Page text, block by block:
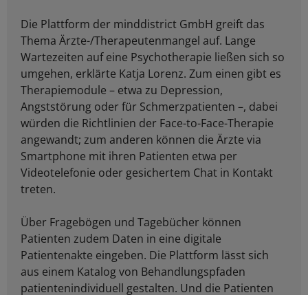
Die Plattform der minddistrict GmbH greift das
Thema Ärzte-/Therapeutenmangel auf. Lange
Wartezeiten auf eine Psychotherapie ließen sich so
umgehen, erklärte Katja Lorenz. Zum einen gibt es
Therapiemodule – etwa zu Depression,
Angststörung oder für Schmerzpatienten –, dabei
würden die Richtlinien der Face-to-Face-Therapie
angewandt; zum anderen können die Ärzte via
Smartphone mit ihren Patienten etwa per
Videotelefonie oder gesichertem Chat in Kontakt
treten.
Über Fragebögen und Tagebücher können
Patienten zudem Daten in eine digitale
Patientenakte eingeben. Die Plattform lässt sich
aus einem Katalog von Behandlungspfaden
patientenindividuell gestalten. Und die Patienten